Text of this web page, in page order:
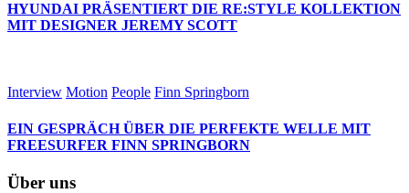
HYUNDAI PRÄSENTIERT DIE RE:STYLE KOLLEKTION
MIT DESIGNER JEREMY SCOTT
Interview Motion People Finn Springborn
EIN GESPRÄCH ÜBER DIE PERFEKTE WELLE MIT
FREESURFER FINN SPRINGBORN
Über uns